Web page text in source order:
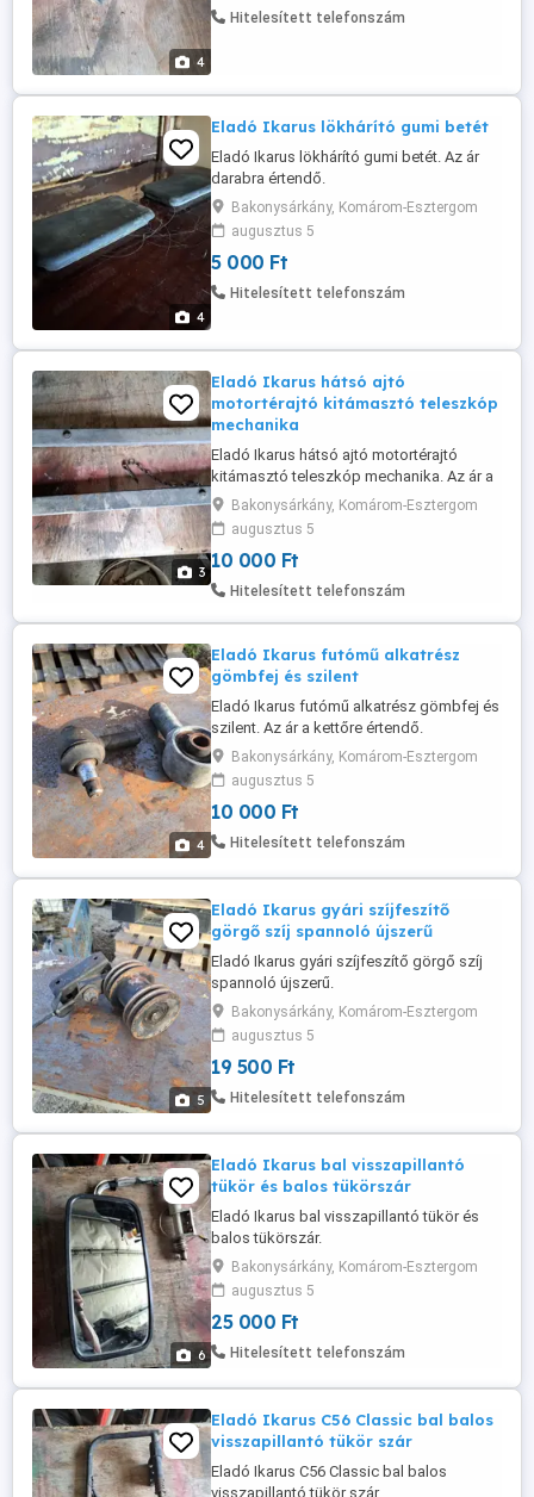
4
Hitelesített telefonszám
4
Eladó Ikarus lökhárító gumi betét
Eladó Ikarus lökhárító gumi betét. Az ár
darabra értendő.
Bakonysárkány, Komárom-Esztergom
augusztus 5
5 000 Ft
Hitelesített telefonszám
3
Eladó Ikarus hátsó ajtó
motortérajtó kitámasztó teleszkóp
mechanika
Eladó Ikarus hátsó ajtó motortérajtó
kitámasztó teleszkóp mechanika. Az ár a
párra értendő.
Bakonysárkány, Komárom-Esztergom
augusztus 5
10 000 Ft
Hitelesített telefonszám
4
Eladó Ikarus futómű alkatrész
gömbfej és szilent
Eladó Ikarus futómű alkatrész gömbfej és
szilent. Az ár a kettőre értendő.
Bakonysárkány, Komárom-Esztergom
augusztus 5
10 000 Ft
Hitelesített telefonszám
5
Eladó Ikarus gyári szíjfeszítő
görgő szíj spannoló újszerű
Eladó Ikarus gyári szíjfeszítő görgő szíj
spannoló újszerű.
Bakonysárkány, Komárom-Esztergom
augusztus 5
19 500 Ft
Hitelesített telefonszám
6
Eladó Ikarus bal visszapillantó
tükör és balos tükörszár
Eladó Ikarus bal visszapillantó tükör és
balos tükörszár.
Bakonysárkány, Komárom-Esztergom
augusztus 5
25 000 Ft
Hitelesített telefonszám
Eladó Ikarus C56 Classic bal balos
visszapillantó tükör szár
Eladó Ikarus C56 Classic bal balos
visszapillantó tükör szár.